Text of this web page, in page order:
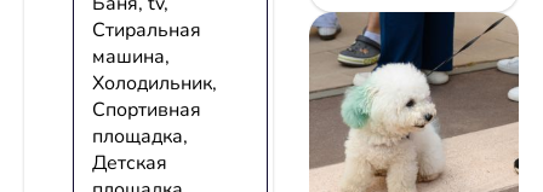
Стиральная
машина,
Холодильник,
Спортивная
площадка,
Детская